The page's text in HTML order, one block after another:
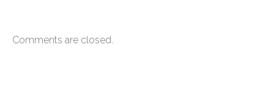
Comments are closed.